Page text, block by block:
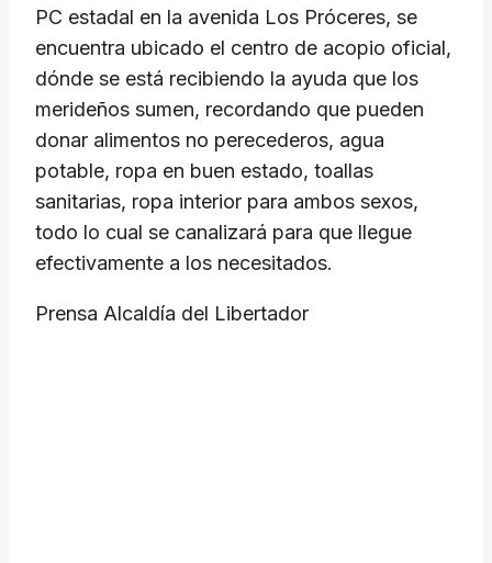
PC estadal en la avenida Los Próceres, se
encuentra ubicado el centro de acopio oficial,
dónde se está recibiendo la ayuda que los
merideños sumen, recordando que pueden
donar alimentos no perecederos, agua
potable, ropa en buen estado, toallas
sanitarias, ropa interior para ambos sexos,
todo lo cual se canalizará para que llegue
efectivamente a los necesitados.
Prensa Alcaldía del Libertador